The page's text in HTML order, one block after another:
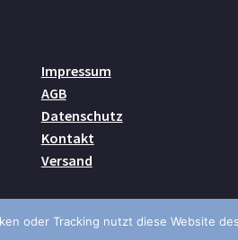
Impressum
AGB
Datenschutz
Kontakt
Versand
oder Tracking nutzt diese Website